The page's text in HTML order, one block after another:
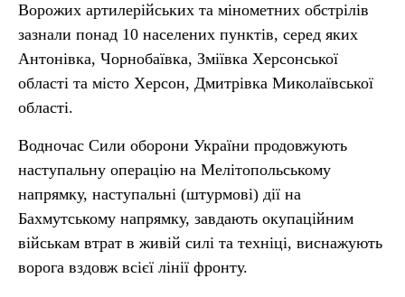
Ворожих артилерійських та мінометних обстрілів
зазнали понад 10 населених пунктів, серед яких
Антонівка, Чорнобаївка, Зміївка Херсонської
області та місто Херсон, Дмитрівка Миколаївської
області.
Водночас Сили оборони України продовжують
наступальну операцію на Мелітопольському
напрямку, наступальні (штурмові) дії на
Бахмутському напрямку, завдають окупаційним
військам втрат в живій силі та техніці, виснажують
ворога вздовж всієї лінії фронту.